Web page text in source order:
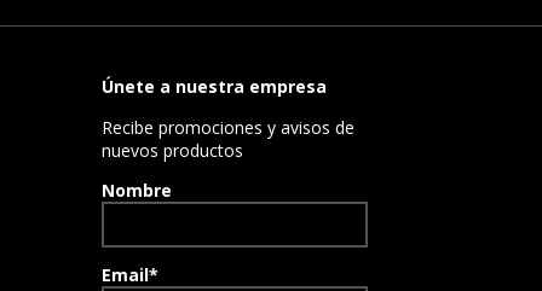
Únete a nuestra empresa
Recibe promociones y avisos de
nuevos productos
Nombre
Email*